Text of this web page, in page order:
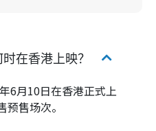
在香港上映？
6月10日在香港正式上
售场次。